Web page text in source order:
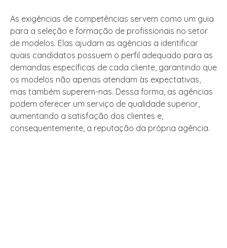
As exigências de competências servem como um guia
para a seleção e formação de profissionais no setor
de modelos. Elas ajudam as agências a identificar
quais candidatos possuem o perfil adequado para as
demandas específicas de cada cliente, garantindo que
os modelos não apenas atendam às expectativas,
mas também superem-nas. Dessa forma, as agências
podem oferecer um serviço de qualidade superior,
aumentando a satisfação dos clientes e,
consequentemente, a reputação da própria agência.